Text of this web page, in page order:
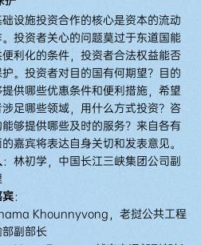
础设施投资合作的核心是资本的流动
投资者关心的问题莫过于东道国能
便利化的条件，投资者合法权益能否
。投资者对目的国有何期望？目的
提供哪些优惠条件和便利措施，希望
足哪些领域，用什么方式投资？咨
够提供哪些及时的服务？来自各有
嘉宾将表达自身关切和发表意见。
：林初学，中国长江三峡集团公司副
宾：
Khounnyvong，老挝公共工程
副部长